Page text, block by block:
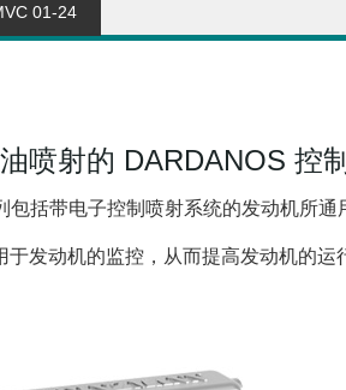
01-24
喷射的 DARDANOS 控
包括带电子控制喷射系统的发动机所通
于发动机的监控，从而提高发动机的运